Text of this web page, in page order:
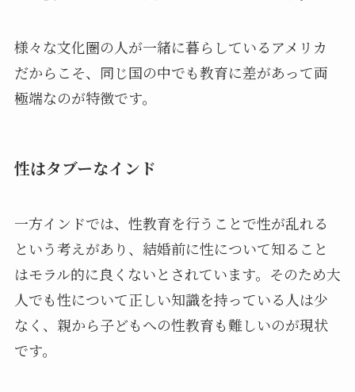
様々な文化圏の人が一緒に暮らしているアメリカ
だからこそ、同じ国の中でも教育に差があって両
極端なのが特徴です。
性はタブーなインド
一方インドでは、性教育を行うことで性が乱れる
という考えがあり、結婚前に性について知ること
はモラル的に良くないとされています。そのため大
人でも性について正しい知識を持っている人は少
なく、親から子どもへの性教育も難しいのが現状
です。